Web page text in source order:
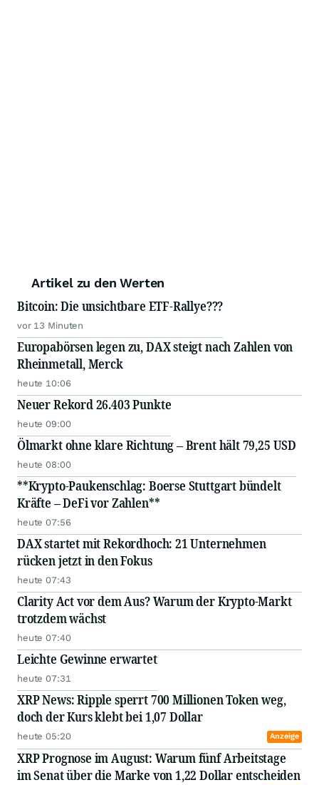
Artikel zu den Werten
Bitcoin: Die unsichtbare ETF-Rallye???
vor 13 Minuten
Europabörsen legen zu, DAX steigt nach Zahlen von
Rheinmetall, Merck
heute 10:06
Neuer Rekord 26.403 Punkte
heute 09:00
Ölmarkt ohne klare Richtung – Brent hält 79,25 USD
heute 08:00
**Krypto-Paukenschlag: Boerse Stuttgart bündelt
Kräfte – DeFi vor Zahlen**
heute 07:56
DAX startet mit Rekordhoch: 21 Unternehmen
rücken jetzt in den Fokus
heute 07:43
Clarity Act vor dem Aus? Warum der Krypto-Markt
trotzdem wächst
heute 07:40
Leichte Gewinne erwartet
heute 07:31
XRP News: Ripple sperrt 700 Millionen Token weg,
doch der Kurs klebt bei 1,07 Dollar
heute 05:20 Anzeige
XRP Prognose im August: Warum fünf Arbeitstage
im Senat über die Marke von 1,22 Dollar entscheiden